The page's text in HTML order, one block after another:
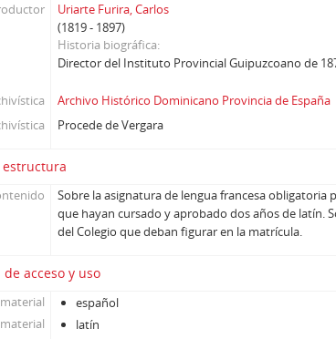
Uriarte Furira, Carlos
(1819 - 1897)
Historia biográfica
Director del Instituto Provincial Guipuzcoano de
Archivo Histórico Dominicano Provincia de España
Procede de Vergara
Sobre la asignatura de lengua francesa obligatoria
que hayan cursado y aprobado dos años de latín.
del Colegio que deban figurar en la matrícula.
acceso y uso
español
latín